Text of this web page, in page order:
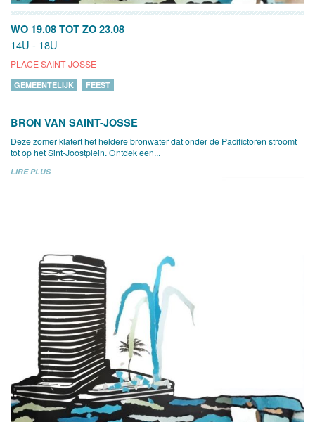
WO 19.08 TOT ZO 23.08
14U - 18U
PLACE SAINT-JOSSE
GEMEENTELIJK FEEST
BRON VAN SAINT-JOSSE
Deze zomer klatert het heldere bronwater dat onder de Pacifictoren stroomt
tot op het Sint-Joostplein. Ontdek een...
LIRE PLUS